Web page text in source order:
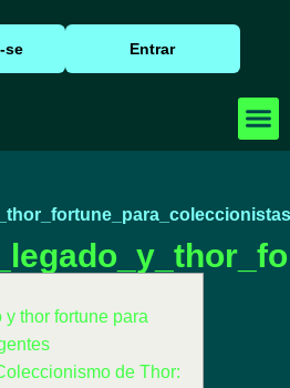
se Entrar
y thor fortune para
de Thor: